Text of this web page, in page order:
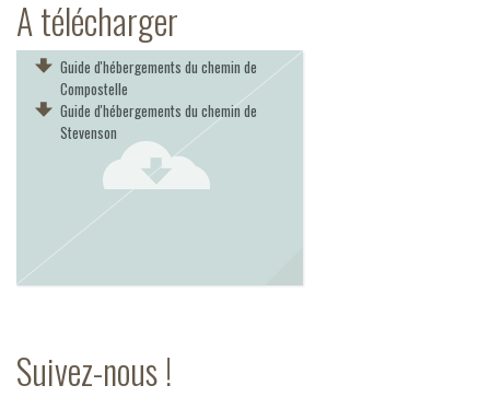
A télécharger
Guide d'hébergements du chemin de
Compostelle
Guide d'hébergements du chemin de
Stevenson
Suivez-nous !